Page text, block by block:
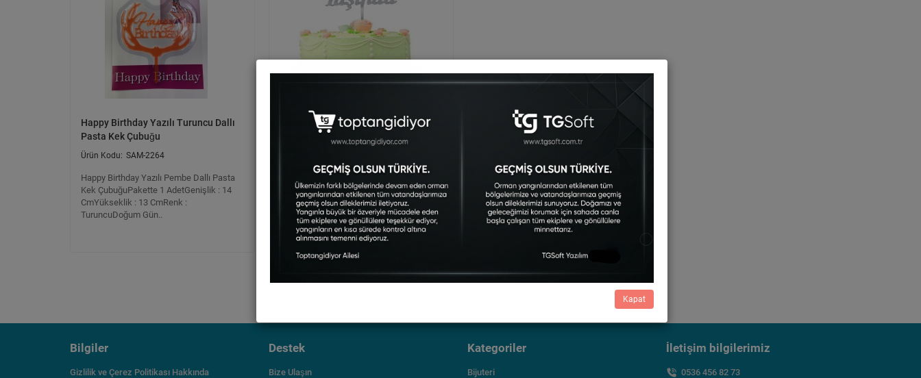
Happy Birthday Yazılı Turuncu Dallı
Pasta Kek Çubuğu
SAM-2264
Happy Birthday Yazılı Pembe Dallı Pasta
Kek ÇubuğuPakette 1 AdetGenişlik : 14
CmYükseklik : 13 CmRenk :
TuruncuDoğum Gün..
Kızım 1 Yaşında İlk Yaş Doğum Günü
Partisi Pleksi Pasta Süsü Gümüş
SAM-3085
Ürün ÖzellikleriKızım 1 Yaşında Pleksi
Pasta SüsüÜrün Ölçüsü : 14 X 15
CmDoğum Günü, Özel Gün Ve
Davetlerinizde Doğum Gü..
Gösterilen: 1 ile 2 arası, toplam: 2 (1 Sayfa)
Kapat
Bilgiler
Gizlilik ve Çerez Politikası Hakkında
Destek
Bize Ulaşın
Kategoriler
Bijuteri
İletişim bilgilerimiz
0536 456 82 73